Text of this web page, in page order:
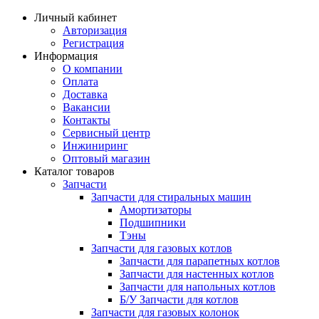
Личный кабинет
Авторизация
Регистрация
Информация
О компании
Оплата
Доставка
Вакансии
Контакты
Сервисный центр
Инжиниринг
Оптовый магазин
Каталог товаров
Запчасти
Запчасти для стиральных машин
Амортизаторы
Подшипники
Тэны
Запчасти для газовых котлов
Запчасти для парапетных котлов
Запчасти для настенных котлов
Запчасти для напольных котлов
Б/У Запчасти для котлов
Запчасти для газовых колонок